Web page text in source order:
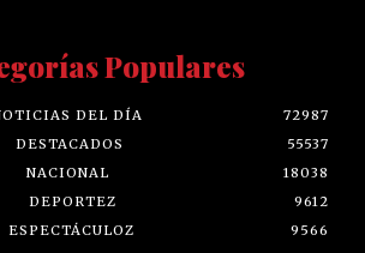
Populares
DEL DÍA
72987
DESTACADOS
55537
NACIONAL
18038
DEPORTEZ
9612
ESPECTÁCULOZ
9566